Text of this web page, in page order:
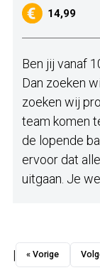
14,99
Ben jij vanaf
Dan zoeken
zoeken wij
team komen
de lopende
ervoor dat
uitgaan. Je
| « Vorige